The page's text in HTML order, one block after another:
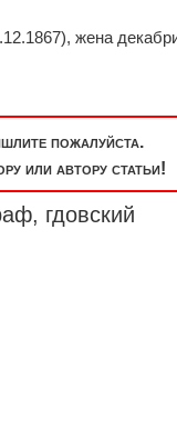
жена
пожалуйста.
или автору статьи!
, гдовский